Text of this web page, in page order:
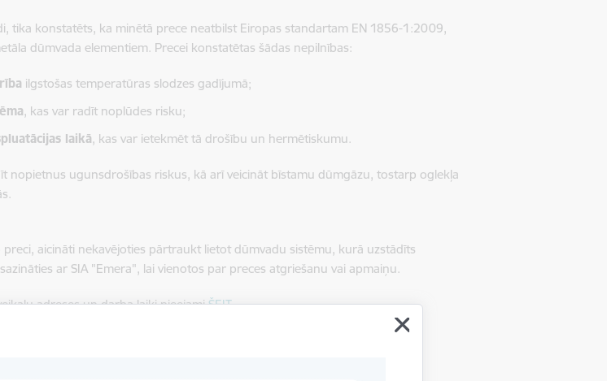
tika konstatēts, ka minētā prece neatbilst Eiropas standartam EN 1856-1:2009,
dūmvada elementiem. Precei konstatētas šādas nepilnības:
ilgstošas temperatūras slodzes gadījumā;
, kas var radīt noplūdes risku;
laikā, kas var ietekmēt tā drošību un hermētiskumu.
nopietnus ugunsdrošības riskus, kā arī veicināt bīstamu dūmgāzu, tostarp oglekļa
aicināti nekavējoties pārtraukt lietot dūmvadu sistēmu, kurā uzstādīts
ar SIA "Emera", lai vienotos par preces atgriešanu vai apmaiņu.
adreses un darba laiki pieejamiŠEIT.